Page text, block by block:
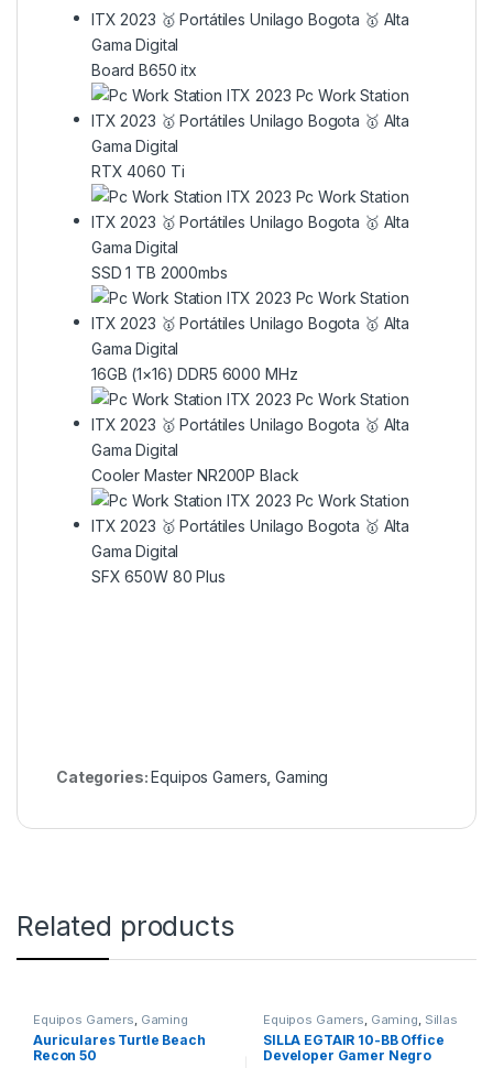
Board B650 itx
RTX 4060 Ti
SSD 1 TB 2000mbs
16GB (1×16) DDR5 6000 MHz
Cooler Master NR200P Black
SFX 650W 80 Plus
Categories:Equipos Gamers ,Gaming
Related products
Equipos Gamers, Gaming
Auriculares Turtle Beach
Recon 50
Equipos Gamers, Gaming, Sillas
Gamer
SILLA EGTAIR 10-BB Office
Developer Gamer Negro